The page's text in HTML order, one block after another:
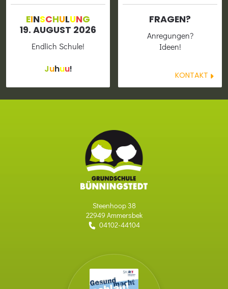
EINSCHULUNG
19. AUGUST 2026
Endlich Schule!
Juhuu!
FRAGEN?
Anregun­gen?
Ideen!
KONTAKT
Steenhoop 38
22949 Ammersbek
04102-44104